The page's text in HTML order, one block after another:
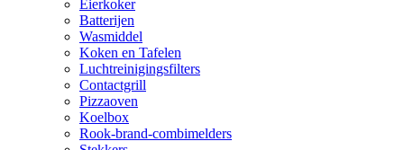
Eierkoker
Batterijen
Wasmiddel
Koken en Tafelen
Luchtreinigingsfilters
Contactgrill
Pizzaoven
Koelbox
Rook-brand-combimelders